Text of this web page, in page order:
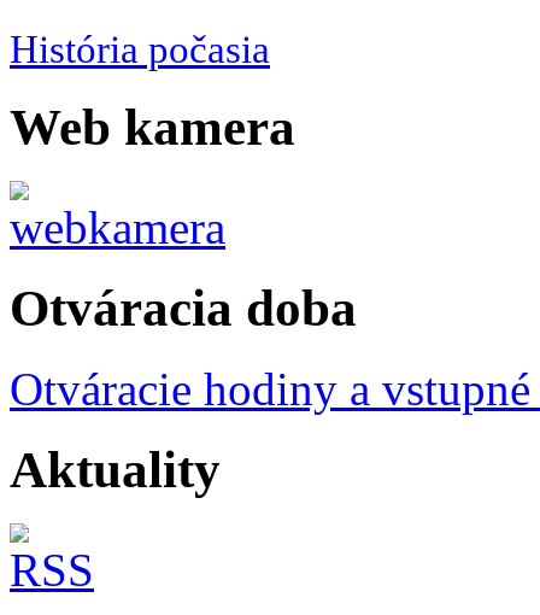
História počasia
Web kamera
Otváracia doba
Otváracie hodiny a
Aktuality